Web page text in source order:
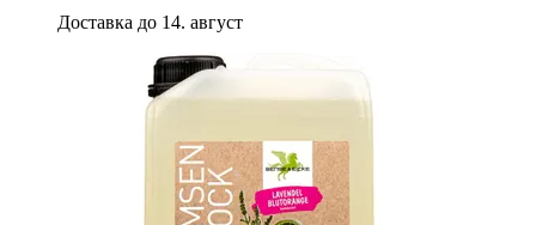
Доставка до 14. август